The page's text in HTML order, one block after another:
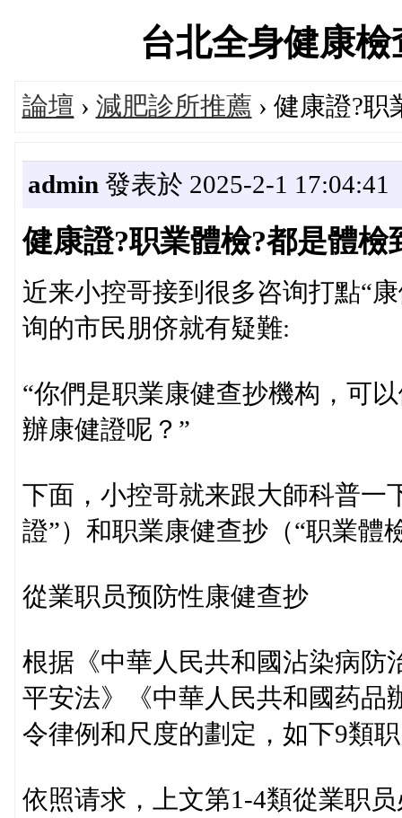
台北全身健康
論壇 › 減肥診所推薦 › 健康證?
admin 發表於 2025-2-1 17:04:41
健康證?职業體檢?都是體檢
近来小控哥接到很多咨询打點“
询的市民朋侪就有疑難:
“你們是职業康健查抄機构，可
辦康健證呢？”
下面，小控哥就来跟大師科普一
證”）和职業康健查抄（“职業體
從業职员预防性康健查抄
根据《中華人民共和國沾染病防
平安法》《中華人民共和國药品
令律例和尺度的劃定，如下9類
依照请求，上文第1-4類從業职